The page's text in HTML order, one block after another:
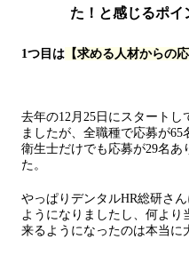
た！と感じるポイ
1つ目は 【求める人材からの
去年の12月25日にスタート
ましたが、全職種で応募が65
衛生士だけでも応募が29名あ
た。
やっぱりデンタルHR総研さ
ようになりましたし、何よ
来るようになったのは本当に